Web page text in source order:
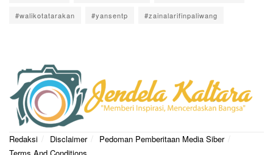
#walikotatarakan #yansentp #zainalarifinpaliwang
Redaksi Disclaimer
Pedoman Pemberitaan Media Siber